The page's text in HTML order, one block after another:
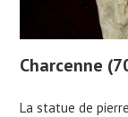
Charcenne
La statue de